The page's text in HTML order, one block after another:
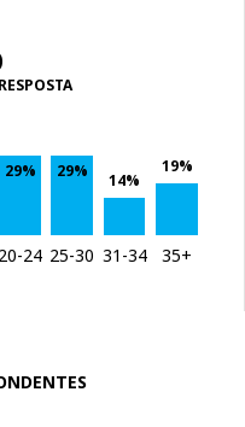
29% 29% 14%
19%
20-24 25-30 31-34 35+